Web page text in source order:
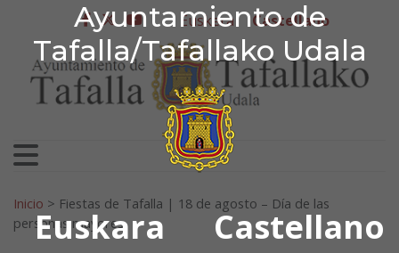
Ayuntamiento de
Tafalla/Tafallako Udala
Euskara Castellano
Ir al contenido
Ayuntamiento de
facebook
twitter
youtube
Euskera Castellano
Search for:
Inicio > Fiestas de Tafalla | 18 de agosto – Día de las
personas mayores